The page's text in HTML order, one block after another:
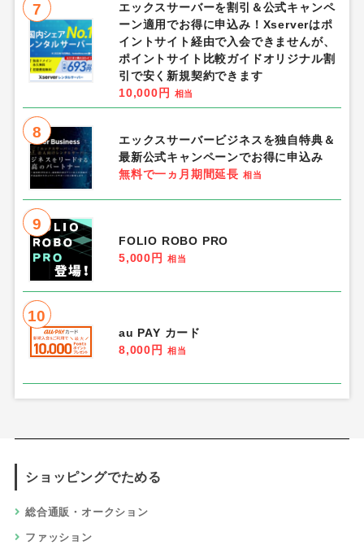
7
エックスサーバーを割引＆公式キャンペ
ーン適用でお得に申込み！Xserverはポ
イントサイト経由で入会できませんが、
ポイントサイト比較ガイドオリジナル割
引で安く新規契約できます
10,000円
相当
8
エックスサーバービジネスを独自特典＆
最新公式キャンペーンでお得に申込み
無料で一ヵ月期間延長 相当
9
FOLIO ROBO PRO
5,000円
相当
10
au PAY カード
8,000円
相当
ショッピングでためる
総合通販・オークション
ファッション